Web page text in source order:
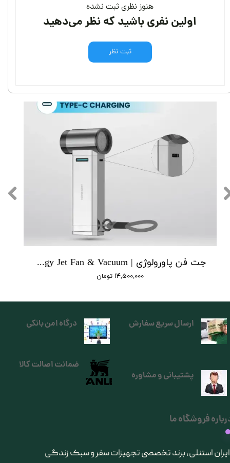
هنوز نظری ثبت نشده
اولین نفری باشید که نظر می‌دهید
ثبت نظر
جت فن پاورولوژی | Powerology Jet Fan & Vacuum
۱۴,۵۰۰,۰۰۰ تومان
ارسال سریع سفارش
فروشگاه ما
​ایران استنلی، برند تخصصی تجهیزات سفر و سبک زندگی
درگاه امن بانکی
پشتیبانی و مشاوره
ضمانت اصالت کالا